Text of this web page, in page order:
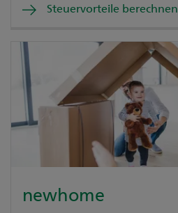
Steuervorteile berechnen
newhome